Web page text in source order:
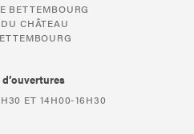
BETTEMBOURG
CHÂTEAU
ET 14H00-16H30